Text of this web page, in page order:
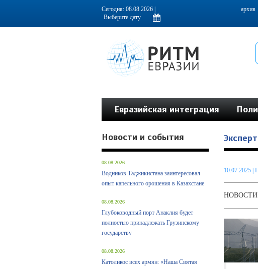
Информационно-аналитическое издание, посвященное актуальным проблемам
Сегодня: 08.08.2026 | архив
Евразийская интеграция
10.07.2025|
Новости и события
08.08.2026
Водников Таджикистана заинтересовал
опыт капельного орошения в Казахстане
08.08.2026
Глубоководный порт Анаклия будет
полностью принадлежать Грузинскому
государству
08.08.2026
Католикос всех армян: «Наша Святая